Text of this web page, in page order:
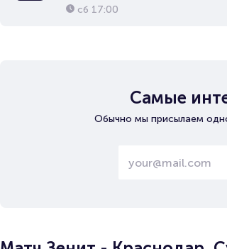
сб 17:00
Самые
Обычно мы присылаем